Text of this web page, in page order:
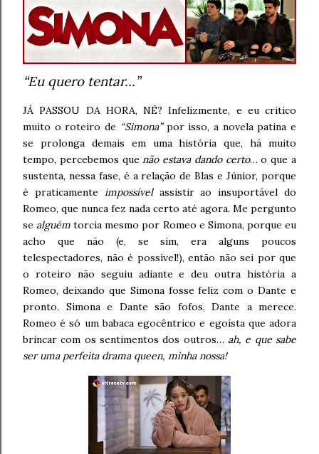
“Eu quero tentar…”
JÁ PASSOU DA HORA, NÉ? Infelizmente, e eu critico
muito o roteiro de “Simona”por isso, a novela patina e
se prolonga demais em uma história que, há muito
tempo, percebemos quenão estava dando certo… o que a
sustenta, nessa fase, é a relação de Blas e Júnior, porque
é praticamente impossívelassistir ao insuportável do
Romeo, que nunca fez nada certo até agora. Me pergunto
sealguém torcia mesmo por Romeo e Simona, porque eu
acho que não (e, se sim, era alguns poucos
telespectadores, não é possível!), então não sei por que
o roteiro não seguiu adiante e deu outra história a
Romeo, deixando que Simona fosse feliz com o Dante e
pronto. Simona e Dante são fofos, Dante a merece.
Romeo é só um babaca egocêntrico e egoísta que adora
brincar com os sentimentos dos outros… ah, e que sabe
ser uma perfeita drama queen, minha nossa!